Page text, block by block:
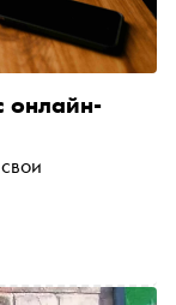
онлайн-